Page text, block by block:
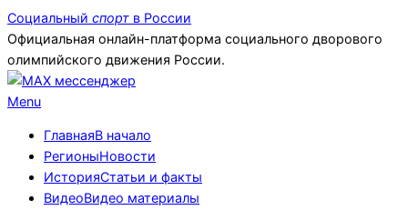
Skip
to
content
Социальный спорт в России
Официальная онлайн-платформа социального дворового
олимпийского движения России.
Primary
Menu
Menu
ГлавнаяВ начало
РегионыНовости
ИсторияСтатьи и факты
ВидеоВидео материалы